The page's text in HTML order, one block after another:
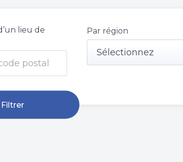
lieu de
Par région
Sélectionnez
Filtrer